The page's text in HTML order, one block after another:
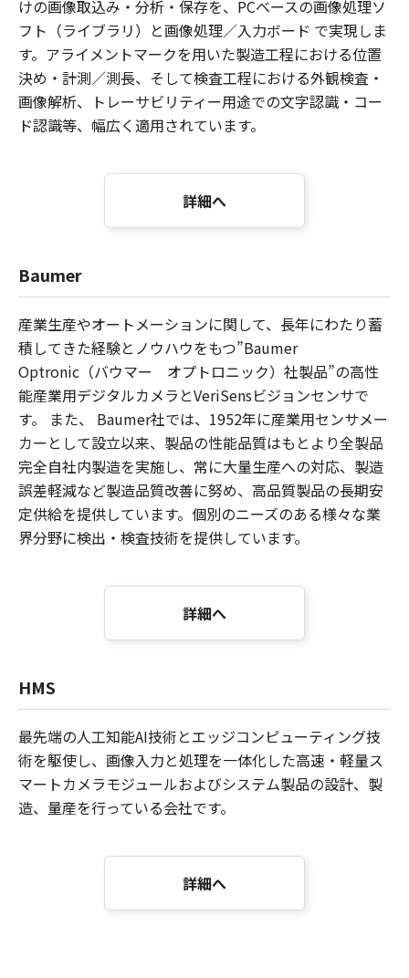
けの画像取込み・分析・保存を、PCベースの画像処理ソ
フト（ライブラリ）と画像処理／入力ボード で実現しま
す。アライメントマークを用いた製造工程における位置
決め・計測／測長、そして検査工程における外観検査・
画像解析、トレーサビリティー用途での文字認識・コー
ド認識等、幅広く適用されています。
詳細へ
Baumer
産業生産やオートメーションに関して、長年にわたり蓄
積してきた経験とノウハウをもつ”Baumer
Optronic（バウマー オプトロニック）社製品”の高性
能産業用デジタルカメラとVeriSensビジョンセンサで
す。 また、 Baumer社では、1952年に産業用センサメー
カーとして設立以来、製品の性能品質はもとより全製品
完全自社内製造を実施し、常に大量生産への対応、製造
誤差軽減など製造品質改善に努め、高品質製品の長期安
定供給を提供しています。個別のニーズのある様々な業
界分野に検出・検査技術を提供しています。
詳細へ
HMS
最先端の人工知能AI技術とエッジコンピューティング技
術を駆使し、画像入力と処理を一体化した高速・軽量ス
マートカメラモジュールおよびシステム製品の設計、製
造、量産を行っている会社です。
詳細へ